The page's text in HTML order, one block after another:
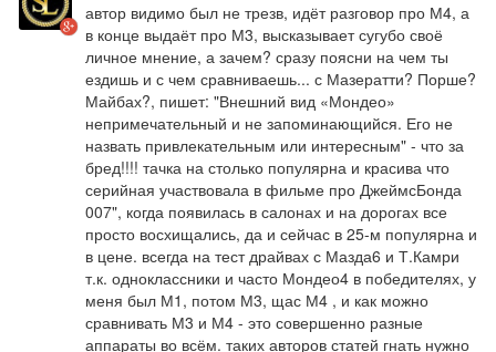
автор видимо был не трезв, идёт разговор про М4, а
в конце выдаёт про М3, высказывает сугубо своё
личное мнение, а зачем? сразу поясни на чем ты
ездишь и с чем сравниваешь... с Мазератти? Порше?
Майбах?, пишет: "Внешний вид «Мондео»
непримечательный и не запоминающийся. Его не
назвать привлекательным или интересным" - что за
бред!!!! тачка на столько популярна и красива что
серийная участвовала в фильме про ДжеймсБонда
007", когда появилась в салонах и на дорогах все
просто восхищались, да и сейчас в 25-м популярна и
в цене. всегда на тест драйвах с Мазда6 и Т.Камри
т.к. одноклассники и часто Мондео4 в победителях, у
меня был М1, потом М3, щас М4 , и как можно
сравнивать М3 и М4 - это совершенно разные
аппараты во всём. таких авторов статей гнать нужно